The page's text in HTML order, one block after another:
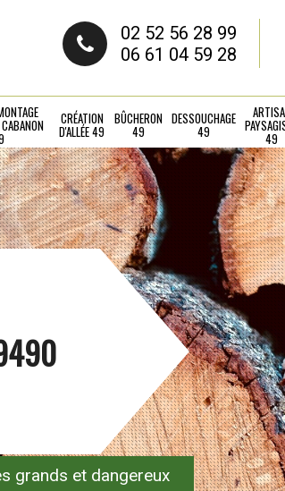
02 52 56 28 99
06 61 04 59 28
CRÉATION
D'ALLÉE 49
BÛCHERON
49
DESSOUCHAGE
49 49
grands et dangereux